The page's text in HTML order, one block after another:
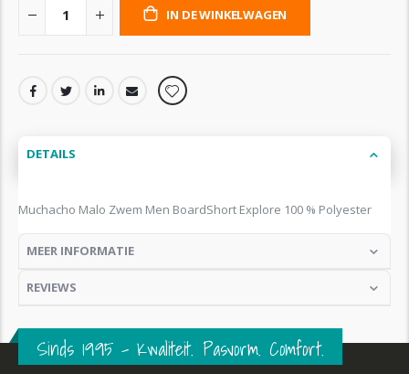
IN DE WINKELWAGEN
DETAILS
Muchacho Malo Zwem Men BoardShort Explore 100 % Polyester
MEER INFORMATIE
REVIEWS
Sinds 1995 – Kwaliteit. Pasvorm. Comfort.